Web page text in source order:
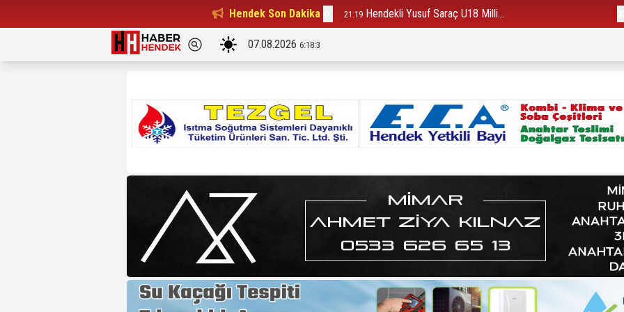
Hendek Son Dakika
Beşiktaşlılar Derneği Başkanı... 21:19 Hendekli Yusuf Saraç U18 Milli...
07.08.2026 6:18:5